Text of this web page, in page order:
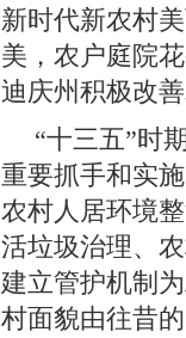
新时代新农村
美，农户庭院
迪庆州积极改
“十三五”时
重要抓手和实
农村人居环境
活垃圾治理、
建立管护机制
村面貌由往昔